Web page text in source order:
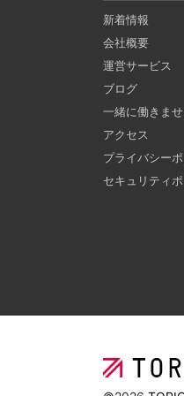
新着情報
会社概要
運営サービス
ブログ
一緒に働きま
アクセス
プライバシー
セキュリティ